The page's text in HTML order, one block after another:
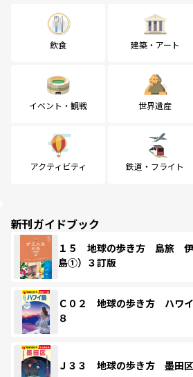
飲食 建築・アート
イベント・観戦 世界遺産
アクティビティ 鉄道・フライト
新刊ガイドブック
１５ 地球の歩き方 島旅
島①）３訂版
Ｃ０２ 地球の歩き方 ハワ
８
Ｊ３３ 地球の歩き方 墨田区